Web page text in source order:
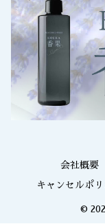
会社概要
キャンセルポ
©